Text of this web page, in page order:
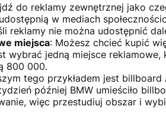
do reklamy zewnętrznej jako
w mediach
reklamy nie można udostępnić
miejsca: Możesz chcieć kupić
wybrać jedną miejsce reklamowe,
800 000.
tego przykładem jest billboard
później BMW umieściło
więc przestudiuj obszar i